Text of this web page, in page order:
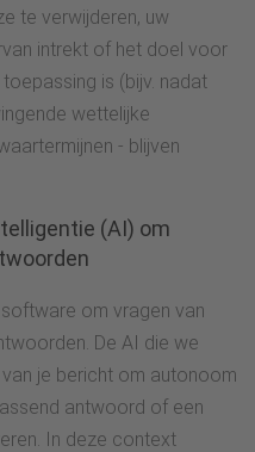
te verwijderen, uw
intrekt of het doel voor
is (bijv. nadat
wettelijke
- blijven
(AI) om
om vragen van
De AI die we
je bericht om autonoom
antwoord of een
In deze context